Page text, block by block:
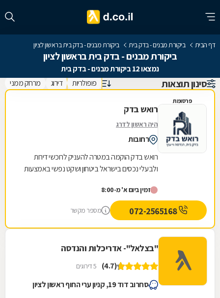
דף הבית ביקורת מבנים - בדק בית ביקורת מבנים - בדק בית בראשון לציון
ביקורת מבנים - בדק בית בראשון לציון
נמצאו 12 ביקורת מבנים - בדק בית
סינון תוצאות פופולריות דירוג מרחק ממני
פרסומת
רואש בדק
היה ראשון לדרג
רחובות
רואש בדק הוקמה במטרה להעניק לרוכשי דירות
ולבעלי נכסים בישראל ביטחון ושקט נפשי באמצעות
על ידי...
זמין ביום א' מ-8:00
072-2565168 מספר מקשר
"בצלאל"- אדריכלות והנדסה
(4.7) 5 דירוגים
סחרוב דוד 19, קניון ערי החוף ראשון לציון